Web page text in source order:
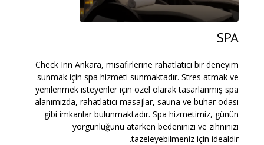
SPA
Check Inn Ankara, misafirlerine rahatlatıcı bir deneyim
sunmak için spa hizmeti sunmaktadır. Stres atmak ve
yenilenmek isteyenler için özel olarak tasarlanmış spa
alanımızda, rahatlatıcı masajlar, sauna ve buhar odası
gibi imkanlar bulunmaktadır. Spa hizmetimiz, günün
yorgunluğunu atarken bedeninizi ve zihninizi
tazeleyebilmeniz için idealdir.